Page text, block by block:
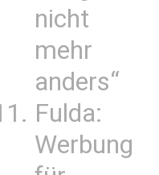
nicht
mehr
anders“
Fulda:
Werbung